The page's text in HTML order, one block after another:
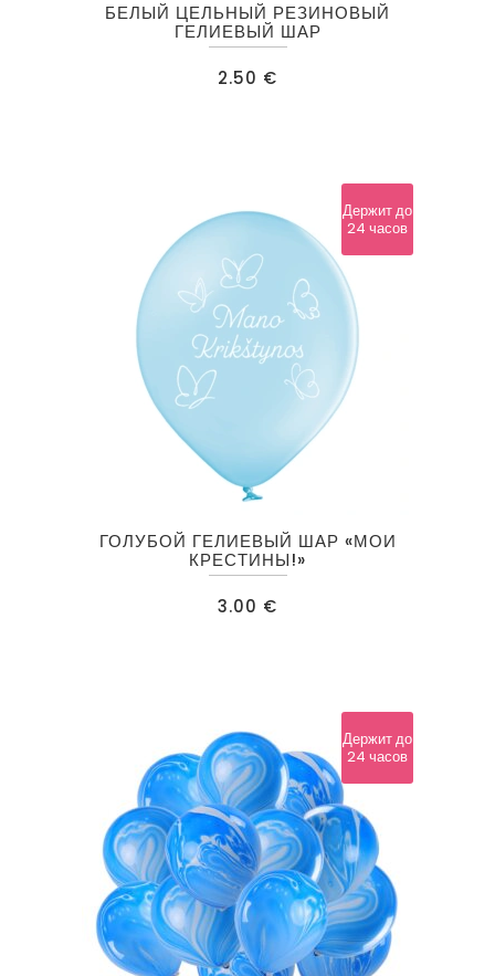
БЕЛЫЙ ЦЕЛЬНЫЙ РЕЗИНОВЫЙ
ГЕЛИЕВЫЙ ШАР
2.50 €
ГОЛУБОЙ ГЕЛИЕВЫЙ ШАР «МОИ
КРЕСТИНЫ!»
3.00 €
Держит до
24 часов
Держит до
24 часов